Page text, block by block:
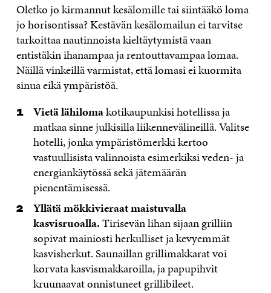
Oletko jo kirmannut kesälomille tai siintääkö loma
jo horisontissa? Kestävän kesälomailun ei tarvitse
tarkoittaa nautinnoista kieltäytymistä vaan
entistäkin ihanampaa ja rentouttavampaa lomaa.
Näillä vinkeillä varmistat, että lomasi ei kuormita
sinua eikä ympäristöä.
Vietä lähilomakotikaupunkisi hotellissa ja
matkaa sinne julkisilla liikennevälineillä. Valitse
hotelli, jonka ympäristömerkki kertoo
vastuullisista valinnoista esimerkiksi veden- ja
energiankäytössä sekä jätemäärän
pienentämisessä.
Yllätä mökkivieraat maistuvalla
kasvisruoalla.Tirisevän lihan sijaan grilliin
sopivat mainiosti herkulliset ja kevyemmät
kasvisherkut. Saunaillan grillimakkarat voi
korvata kasvismakkaroilla, ja papupihvit
kruunaavat onnistuneet grillibileet.